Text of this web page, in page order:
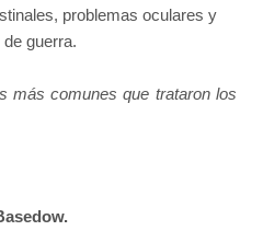
problemas oculares y
guerra.
más comunes que trataron los